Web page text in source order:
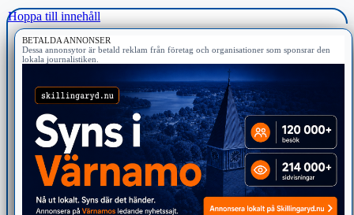
Hoppa till innehåll
BETALDA ANNONSER
Dessa annonsytor är betald reklam från företag och organisationer som sponsrar den
lokala journalistiken.